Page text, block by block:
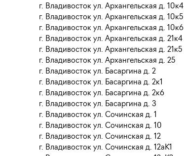
г. Владивосток ул. Архангельская д. 10к4
г. Владивосток ул. Архангельская д. 10к5
г. Владивосток ул. Архангельская д. 10к6
г. Владивосток ул. Архангельская д. 21к4
г. Владивосток ул. Архангельская д. 21к5
г. Владивосток ул. Архангельская д. 25
г. Владивосток ул. Басаргина д. 2
г. Владивосток ул. Басаргина д. 2к1
г. Владивосток ул. Басаргина д. 2к6
г. Владивосток ул. Басаргина д. 3
г. Владивосток ул. Сочинская д. 1
г. Владивосток ул. Сочинская д. 10
г. Владивосток ул. Сочинская д. 12
г. Владивосток ул. Сочинская д. 12аК1